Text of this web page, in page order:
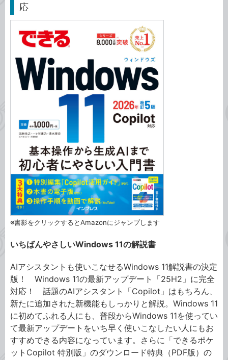
応
※書影をクリックするとAmazonにジャンプします
いちばんやさしいWindows 11の解説書
AIアシスタントも使いこなせるWindows 11解説書の決定
版！ Windows 11の最新アップデート「25H2」に完全
対応！ 話題のAIアシスタント「Copilot」はもちろん、
新たに追加された新機能もしっかりと解説。Windows 11
に初めてふれる人にも、普段からWindows 11を使ってい
て最新アップデートをいち早く使いこなしたい人にもお
すすめできる内容になっています。さらに「できるポケ
ットCopilot 特別版」のダウンロード特典（PDF版）の